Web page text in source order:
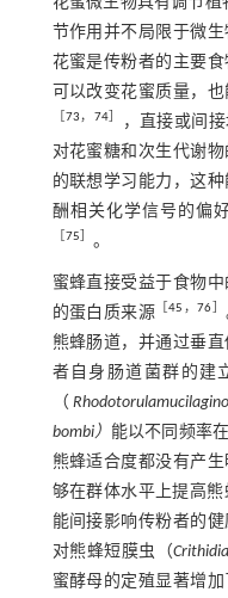
节作用并不局限于微
花蜜是传粉者的主要
可以改变花蜜质量，
73， 74］
，直接或间
对花蜜糖和次生代谢
的联想学习能力，这
酬相关化学信号的偏
75 。
蜜蜂直接受益于食物
的蛋白质来源［45 ，76
熊蜂肠道，并通过垂
者自身肠道菌群的建
（ Rhodotorula
bombi） 能以不同频率
熊蜂适合度都没有产
够在群体水平上提高熊
能间接影响传粉者的
对熊蜂短膜虫（
蜜酵母的定殖显著增